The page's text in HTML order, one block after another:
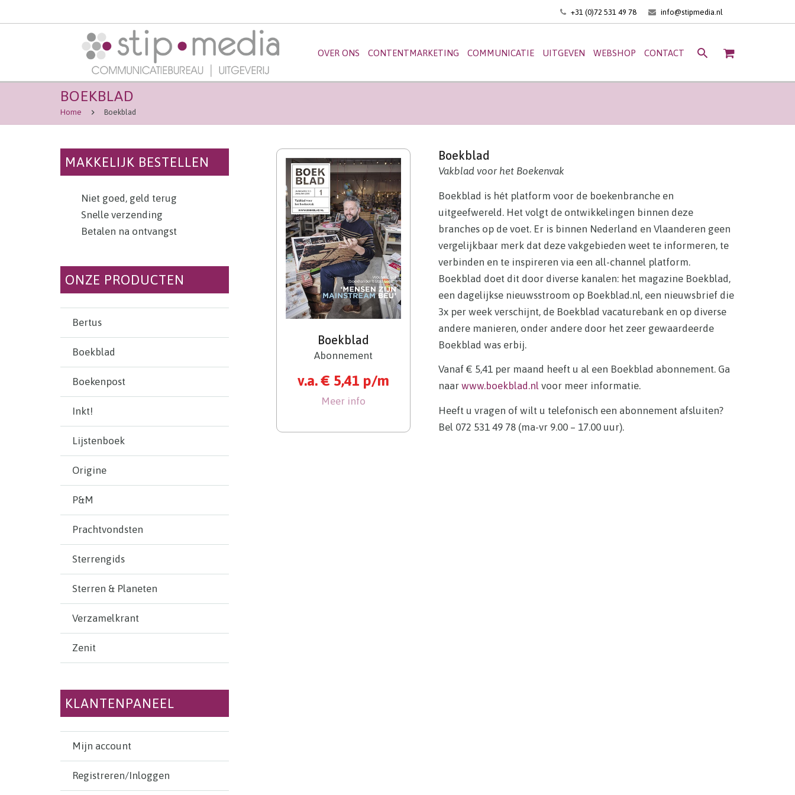
+31 (0)72 531 49 78 info@stipmedia.nl
OVER ONS CONTENTMARKETING COMMUNICATIE UITGEVEN WEBSHOP CONTACT
BOEKBLAD
Home Boekblad
Boekblad
Abonnement
v.a. € 5,41 p/m
Meer info
Boekblad
Vakblad voor het Boekenvak
Boekblad is hét platform voor de boekenbranche en
uitgeefwereld. Het volgt de ontwikkelingen binnen deze
branches op de voet. Er is binnen Nederland en Vlaanderen geen
vergelijkbaar merk dat deze vakgebieden weet te informeren, te
verbinden en te inspireren via een all-channel platform.
Boekblad doet dit door diverse kanalen: het magazine Boekblad,
een dagelijkse nieuwsstroom op Boekblad.nl, een nieuwsbrief die
3x per week verschijnt, de Boekblad vacaturebank en op diverse
andere manieren, onder andere door het zeer gewaardeerde
Boekblad was erbij.
Vanaf € 5,41 per maand heeft u al een Boekblad abonnement. Ga
naar www.boekblad.nlvoor meer informatie.
Heeft u vragen of wilt u telefonisch een abonnement afsluiten?
Bel 072 531 49 78 (ma-vr 9.00 – 17.00 uur).
MAKKELIJK BESTELLEN
Niet goed, geld terug
Snelle verzending
Betalen na ontvangst
ONZE PRODUCTEN
Bertus
Boekblad
Boekenpost
Inkt!
Lijstenboek
Origine
P&M
Prachtvondsten
Sterrengids
Sterren & Planeten
Verzamelkrant
Zenit
KLANTENPANEEL
Mijn account
Registreren/Inloggen